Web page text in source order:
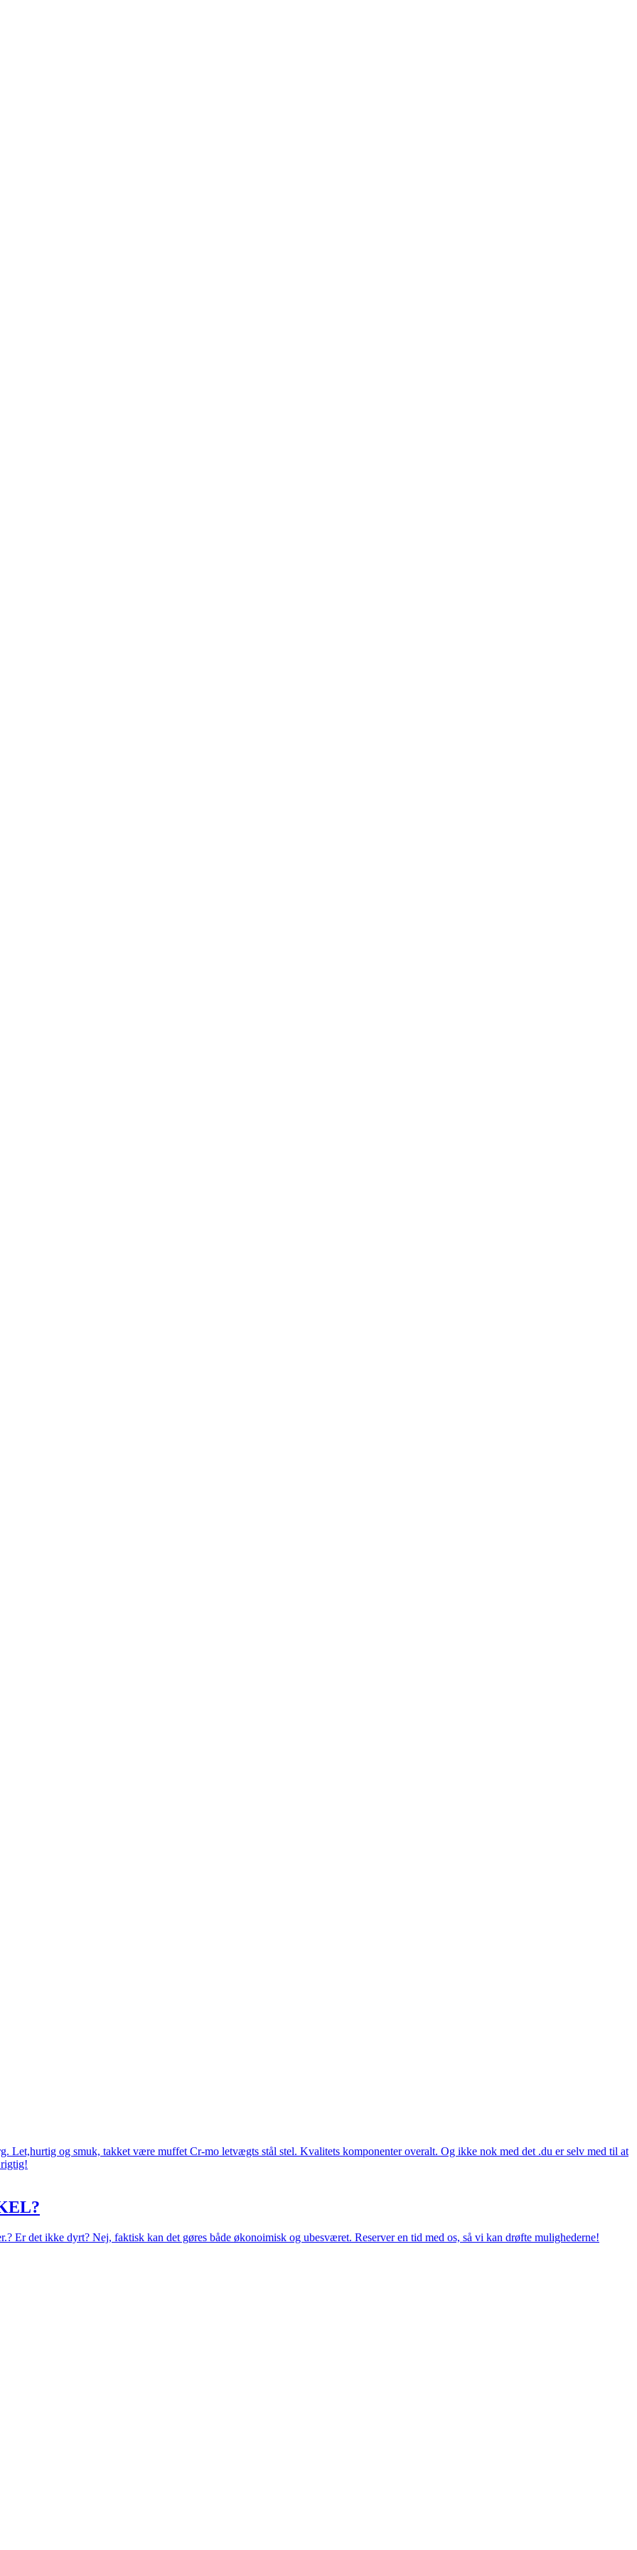
Let,hurtig og smuk, takket være muffet Cr-mo letvægts stål stel. Kvalitets komponenter overalt. Og ikke nok med det .du er selv med til at
rigtig!
Er det ikke dyrt? Nej, faktisk kan det gøres både økonoimisk og ubesværet. Reserver en tid med os, så vi kan drøfte mulighederne!